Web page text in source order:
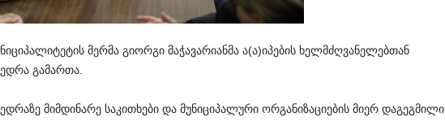
მერმა გიორგი მაჭავარიანმა ა(ა)იპების ხელმძღვანელებთან
გამართა.
მიმდინარე საკითხები და მუნიციპალური ორგანიზაციების მიერ დაგეგმილი